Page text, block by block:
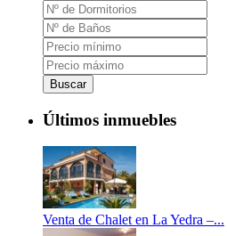
Buscar
Últimos inmuebles
Venta de Chalet en La Yedra –...